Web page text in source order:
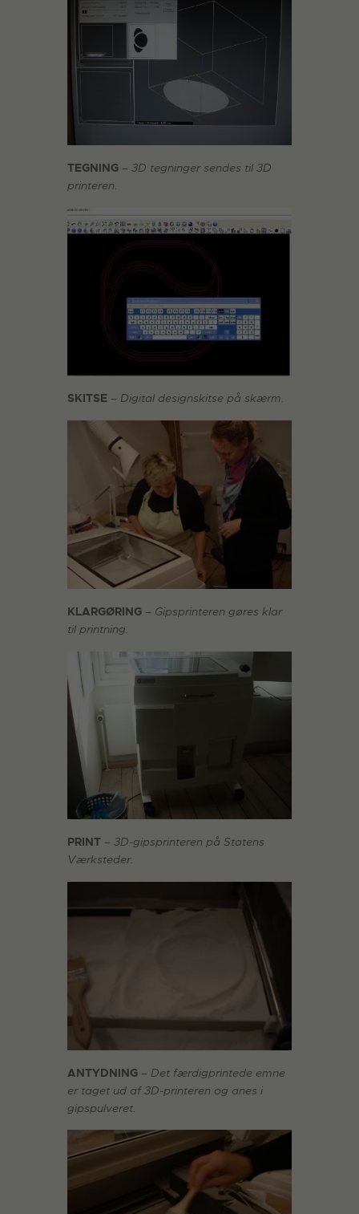
TEGNING – 3D tegninger sendes til 3D
printeren.
SKITSE – Digital designskitse på skærm.
KLARGØRING – Gipsprinteren gøres klar
til printning.
PRINT – 3D-gipsprinteren på Statens
Værksteder.
ANTYDNING – Det færdigprintede emne
er taget ud af 3D-printeren og anes i
gipspulveret.